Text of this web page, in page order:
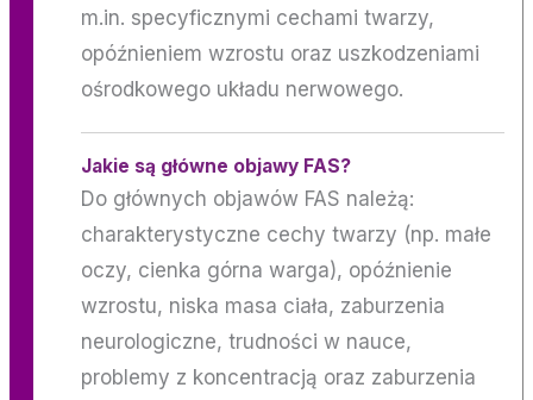
m.in. specyficznymi cechami twarzy,
opóźnieniem wzrostu oraz uszkodzeniami
ośrodkowego układu nerwowego.
Jakie są główne objawy FAS?
Do głównych objawów FAS należą:
charakterystyczne cechy twarzy (np. małe
oczy, cienka górna warga), opóźnienie
wzrostu, niska masa ciała, zaburzenia
neurologiczne, trudności w nauce,
problemy z koncentracją oraz zaburzenia